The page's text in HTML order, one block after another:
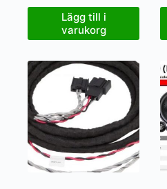
Lägg till i
varukorg